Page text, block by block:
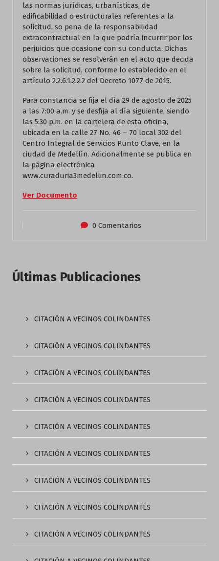
las normas jurídicas, urbanísticas, de
edificabilidad o estructurales referentes a la
solicitud, so pena de la responsabilidad
extracontractual en la que podría incurrir por los
perjuicios que ocasione con su conducta. Dichas
observaciones se resolverán en el acto que decida
sobre la solicitud, conforme lo establecido en el
artículo 2.2.6.1.2.2.2 del Decreto 1077 de 2015.
Para constancia se fija el día 29 de agosto de 2025
a las 7:00 a.m. y se desfija al día siguiente, siendo
las 5:30 p.m. en la cartelera de esta oficina,
ubicada en la calle 27 No. 46 – 70 local 302 del
Centro Integral de Servicios Punto Clave, en la
ciudad de Medellín. Adicionalmente se publica en
la página electrónica
www.curaduria3medellin.com.co.
Ver Documento
0 Comentarios
Últimas Publicaciones
CITACIÓN A VECINOS COLINDANTES
CITACIÓN A VECINOS COLINDANTES
CITACIÓN A VECINOS COLINDANTES
CITACIÓN A VECINOS COLINDANTES
CITACIÓN A VECINOS COLINDANTES
CITACIÓN A VECINOS COLINDANTES
CITACIÓN A VECINOS COLINDANTES
CITACIÓN A VECINOS COLINDANTES
CITACIÓN A VECINOS COLINDANTES